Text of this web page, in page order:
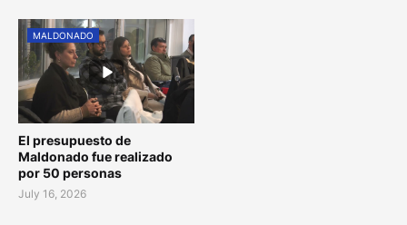
MALDONADO
El presupuesto de
Maldonado fue realizado
por 50 personas
July 16, 2026